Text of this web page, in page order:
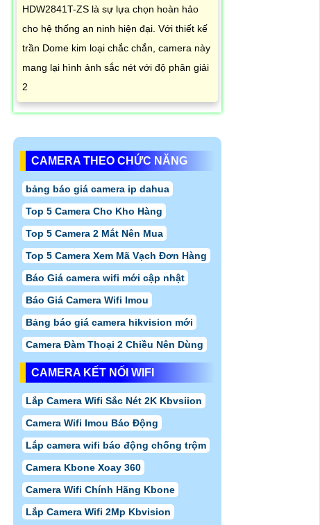
HDW2841T-ZS là sự lựa chọn hoàn hảo
cho hệ thống an ninh hiện đại. Với thiết kế
trần Dome kim loại chắc chắn, camera này
mang lại hình ảnh sắc nét với độ phân giải
2
CAMERA THEO CHỨC NĂNG
bảng báo giá camera ip dahua
Top 5 Camera Cho Kho Hàng
Top 5 Camera 2 Mắt Nên Mua
Top 5 Camera Xem Mã Vạch Đơn Hàng
Báo Giá camera wifi mới cập nhật
Báo Giá Camera Wifi Imou
Bảng báo giá camera hikvision mới
Camera Đàm Thoại 2 Chiều Nên Dùng
CAMERA KẾT NỐI WIFI
Lắp Camera Wifi Sắc Nét 2K Kbvsiion
Camera Wifi Imou Báo Động
Lắp camera wifi báo động chống trộm
Camera Kbone Xoay 360
Camera Wifi Chính Hãng Kbone
Lắp Camera Wifi 2Mp Kbvision